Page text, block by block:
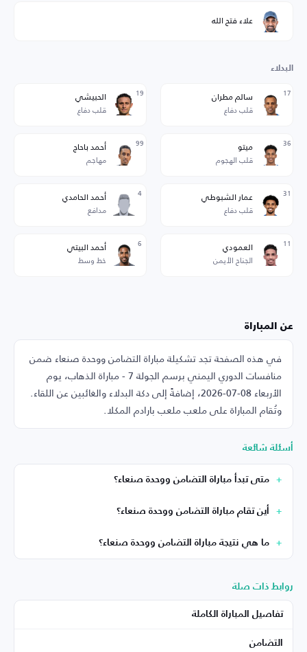
علاء فتح الله
البدلاء
17 سالم مطران
قلب دفاع
19 الحبيشي
قلب دفاع
36 ميتو
قلب الهجوم
99 أحمد باحاج
مهاجم
31 عمار الشبوطي
قلب دفاع
4 أحمد الحامدي
مدافع
11 العمودي
الجناح الأيمن
6 أحمد البيتي
خط وسط
عن المباراة
في هذه الصفحة تجد تشكيلة مباراة التضامن ووحدة صنعاء ضمن
منافسات الدوري اليمني برسم الجولة 7 - مباراة الذهاب، يوم
الأربعاء 08-07-2026، إضافةً إلى دكة البدلاء والغائبين عن اللقاء.
وتُقام المباراة على ملعب ملعب بارادم المكلا.
أسئلة شائعة
متى تبدأ مباراة التضامن ووحدة صنعاء؟
أين تقام مباراة التضامن ووحدة صنعاء؟
ما هي نتيجة مباراة التضامن ووحدة صنعاء؟
روابط ذات صلة
تفاصيل المباراة الكاملة
التضامن